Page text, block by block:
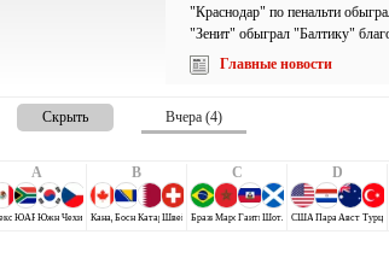
"Краснодар" по пенальти
"Зенит" обыграл "Балтику"
Главные новости
Скрыть Вчера (4)
A
ЮАР Южная Корея
Чехия
B
КанадаБосния и Герцеговина
КатарШвейцария
C
БразилияМароккоГаитиШотландия
D
США ПарагвайАвстралия